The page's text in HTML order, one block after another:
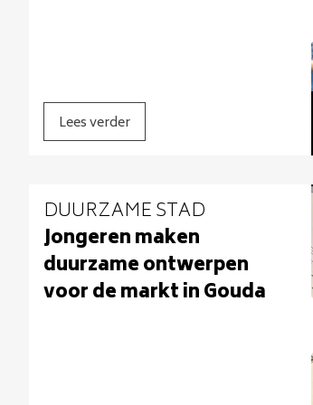
Lees verder
DUURZAME STAD
Jongeren maken
duurzame ontwerpen
voor de markt in Gouda